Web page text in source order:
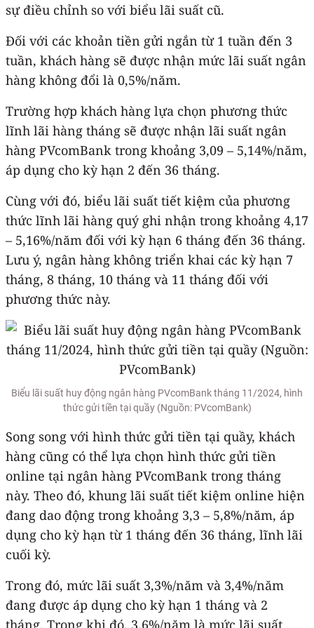
sự điều chỉnh so với biểu lãi suất cũ.
Đối với các khoản tiền gửi ngắn từ 1 tuần đến 3
tuần, khách hàng sẽ được nhận mức lãi suất ngân
hàng không đổi là 0,5%/năm.
Trường hợp khách hàng lựa chọn phương thức
lĩnh lãi hàng tháng sẽ được nhận lãi suất ngân
hàng PVcomBank trong khoảng 3,09 – 5,14%/năm,
áp dụng cho kỳ hạn 2 đến 36 tháng.
Cùng với đó, biểu lãi suất tiết kiệm của phương
thức lĩnh lãi hàng quý ghi nhận trong khoảng 4,17
– 5,16%/năm đối với kỳ hạn 6 tháng đến 36 tháng.
Lưu ý, ngân hàng không triển khai các kỳ hạn 7
tháng, 8 tháng, 10 tháng và 11 tháng đối với
phương thức này.
Biểu lãi suất huy động ngân hàng PVcomBank tháng 11/2024, hình
thức gửi tiền tại quầy (Nguồn: PVcomBank)
Song song với hình thức gửi tiền tại quầy, khách
hàng cũng có thể lựa chọn hình thức gửi tiền
online tại ngân hàng PVcomBank trong tháng
này. Theo đó, khung lãi suất tiết kiệm online hiện
đang dao động trong khoảng 3,3 – 5,8%/năm, áp
dụng cho kỳ hạn từ 1 tháng đến 36 tháng, lĩnh lãi
cuối kỳ.
Trong đó, mức lãi suất 3,3%/năm và 3,4%/năm
đang được áp dụng cho kỳ hạn 1 tháng và 2
tháng. Trong khi đó, 3,6%/năm là mức lãi suất